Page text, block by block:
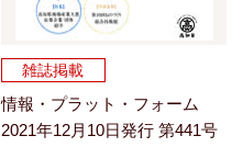
雑誌掲載
情報・プラット・フォーム
2021年12月10日発行 第441号